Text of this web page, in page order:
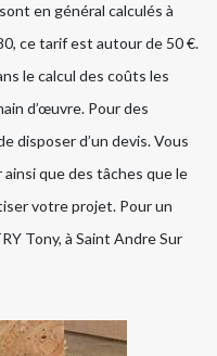
en général calculés à
ce tarif est autour de 50 €.
le calcul des coûts les
d’œuvre. Pour des
disposer d’un devis. Vous
que des tâches que le
votre projet. Pour un
Tony, à Saint Andre Sur